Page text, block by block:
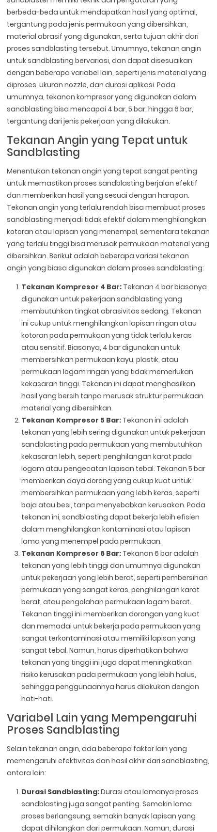
berbeda-beda untuk mendapatkan hasil yang optimal,
tergantung pada jenis permukaan yang dibersihkan,
material abrasif yang digunakan, serta tujuan akhir dari
proses sandblasting tersebut. Umumnya, tekanan angin
untuk sandblasting bervariasi, dan dapat disesuaikan
dengan beberapa variabel lain, seperti jenis material yang
diproses, ukuran nozzle, dan durasi aplikasi. Pada
umumnya, tekanan kompresor yang digunakan dalam
sandblasting bisa mencapai 4 bar, 5 bar, hingga 6 bar,
tergantung dari jenis pekerjaan yang dilakukan.
Tekanan Angin yang Tepat untuk
Sandblasting
Menentukan tekanan angin yang tepat sangat penting
untuk memastikan proses sandblasting berjalan efektif
dan memberikan hasil yang sesuai dengan harapan.
Tekanan angin yang terlalu rendah bisa membuat proses
sandblasting menjadi tidak efektif dalam menghilangkan
kotoran atau lapisan yang menempel, sementara tekanan
yang terlalu tinggi bisa merusak permukaan material yang
dibersihkan. Berikut adalah beberapa variasi tekanan
angin yang biasa digunakan dalam proses sandblasting:
Tekanan Kompresor 4 Bar: Tekanan 4 bar biasanya
digunakan untuk pekerjaan sandblasting yang
membutuhkan tingkat abrasivitas sedang. Tekanan
ini cukup untuk menghilangkan lapisan ringan atau
kotoran pada permukaan yang tidak terlalu keras
atau sensitif. Biasanya, 4 bar digunakan untuk
membersihkan permukaan kayu, plastik, atau
permukaan logam ringan yang tidak memerlukan
kekasaran tinggi. Tekanan ini dapat menghasilkan
hasil yang bersih tanpa merusak struktur permukaan
material yang dibersihkan.
Tekanan Kompresor 5 Bar: Tekanan ini adalah
tekanan yang lebih sering digunakan untuk pekerjaan
sandblasting pada permukaan yang membutuhkan
kekasaran lebih, seperti penghilangan karat pada
logam atau pengecatan lapisan tebal. Tekanan 5 bar
memberikan daya dorong yang cukup kuat untuk
membersihkan permukaan yang lebih keras, seperti
baja atau besi, tanpa menyebabkan kerusakan. Pada
tekanan ini, sandblasting dapat bekerja lebih efisien
dalam menghilangkan kontaminasi atau lapisan
lama yang menempel pada permukaan.
Tekanan Kompresor 6 Bar: Tekanan 6 bar adalah
tekanan yang lebih tinggi dan umumnya digunakan
untuk pekerjaan yang lebih berat, seperti pembersihan
permukaan yang sangat keras, penghilangan karat
berat, atau pengolahan permukaan logam berat.
Tekanan tinggi ini memberikan dorongan yang kuat
dan memadai untuk bekerja pada permukaan yang
sangat terkontaminasi atau memiliki lapisan yang
sangat tebal. Namun, harus diperhatikan bahwa
tekanan yang tinggi ini juga dapat meningkatkan
risiko kerusakan pada permukaan yang lebih halus,
sehingga penggunaannya harus dilakukan dengan
hati-hati.
Variabel Lain yang Mempengaruhi
Proses Sandblasting
Selain tekanan angin, ada beberapa faktor lain yang
memengaruhi efektivitas dan hasil akhir dari sandblasting,
antara lain:
Durasi Sandblasting:Durasi atau lamanya proses
sandblasting juga sangat penting. Semakin lama
proses berlangsung, semakin banyak lapisan yang
dapat dihilangkan dari permukaan. Namun, durasi